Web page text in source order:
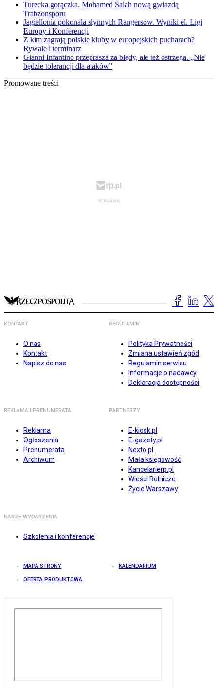
Turecka gorączka. Mohamed Salah nową gwiazdą
Trabzonsporu
Jagiellonia pokonała słynnych Rangersów. Wyniki el. Ligi
Europy i Konferencji
Z kim zagrają polskie kluby w europejskich pucharach?
Rywale i terminarz
Gianni Infantino przeprasza za błędy, ale też ostrzega. „Nie
będzie tolerancji dla ataków”
Promowane treści
KONTAKT
O nas
Kontakt
Napisz do nas
REGULAMIN
Polityka Prywatności
Zmiana ustawień zgód
Regulamin serwisu
Informacje o nadawcy
Deklaracja dostępności
REKLAMA I PRENUMERATA
Reklama
Ogłoszenia
Prenumerata
Archiwum
PARTNERZY
E-kiosk.pl
E-gazety.pl
Nexto.pl
Mała księgowość
Kancelarierp.pl
Wieści Rolnicze
Życie Warszawy
NASZE WYDARZENIA
Szkolenia i konferencje
MAPA STRONY KALENDARIUM
OFERTA PRODUKTOWA